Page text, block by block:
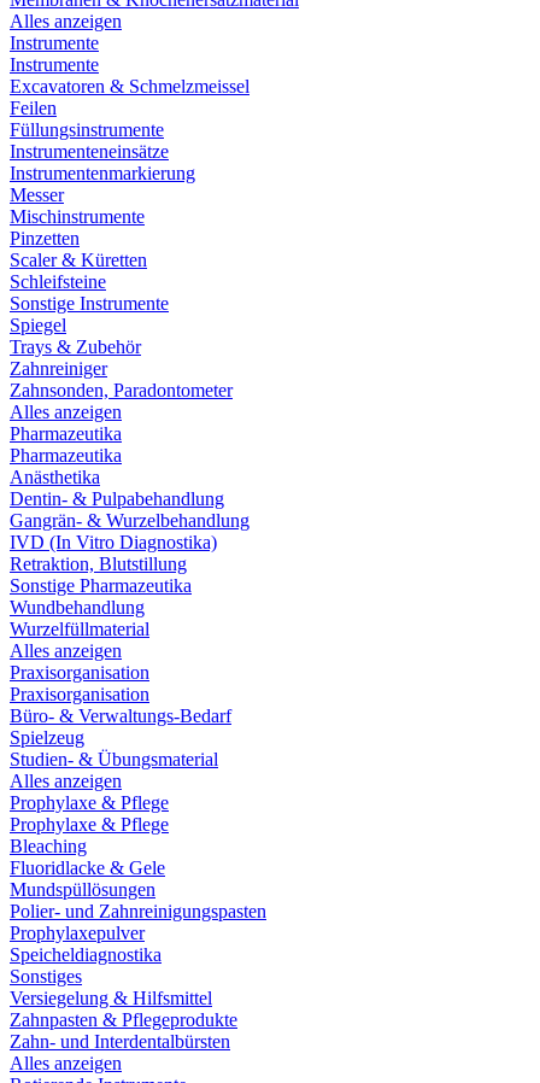
Alles anzeigen
Instrumente
Instrumente
Excavatoren & Schmelzmeissel
Feilen
Füllungsinstrumente
Instrumenteneinsätze
Instrumentenmarkierung
Messer
Mischinstrumente
Pinzetten
Scaler & Küretten
Schleifsteine
Sonstige Instrumente
Spiegel
Trays & Zubehör
Zahnreiniger
Zahnsonden, Paradontometer
Alles anzeigen
Pharmazeutika
Pharmazeutika
Anästhetika
Dentin- & Pulpabehandlung
Gangrän- & Wurzelbehandlung
IVD (In Vitro Diagnostika)
Retraktion, Blutstillung
Sonstige Pharmazeutika
Wundbehandlung
Wurzelfüllmaterial
Alles anzeigen
Praxisorganisation
Praxisorganisation
Büro- & Verwaltungs-Bedarf
Spielzeug
Studien- & Übungsmaterial
Alles anzeigen
Prophylaxe & Pflege
Prophylaxe & Pflege
Bleaching
Fluoridlacke & Gele
Mundspüllösungen
Polier- und Zahnreinigungspasten
Prophylaxepulver
Speicheldiagnostika
Sonstiges
Versiegelung & Hilfsmittel
Zahnpasten & Pflegeprodukte
Zahn- und Interdentalbürsten
Alles anzeigen